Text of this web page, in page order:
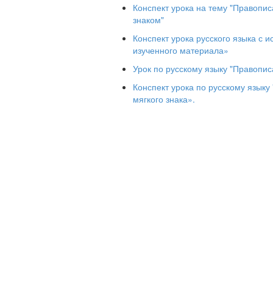
III. Изучение нового материала
1. Сообщение темы и задач урока
– Сегодня на уроке мы
Будем писать слова с
2. Ввод опорной таблицы «Учись
Конспект урока на тему
знаком"
Конспект урока русского языка
изученного материала»
Урок по русскому языку
Конспект урока по русскому
мягкого знака».